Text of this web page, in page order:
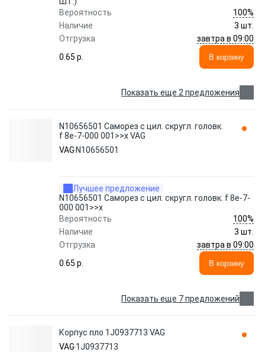
Вероятность
100%
Наличие
3 шт.
Отгрузка
завтра в 09:00
0.65 p.
В корзину
Показать еще 2 предложения
N10656501 Cаморез с цил. скругл. головк.
f 8e-7-000 001>>x VAG
VAG N10656501
Лучшее предложение
N10656501 Cаморез с цил. скругл. головк. f 8e-7-
000 001>>x
Вероятность
100%
Наличие
3 шт.
Отгрузка
завтра в 09:00
0.65 p.
В корзину
Показать еще 7 предложений
Корпус пло 1J0937713 VAG
VAG 1J0937713